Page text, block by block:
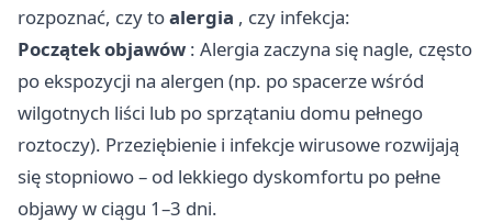
rozpoznać, czy toalergia , czy infekcja:
Początek objawów : Alergia zaczyna się nagle, często
po ekspozycji na alergen (np. po spacerze wśród
wilgotnych liści lub po sprzątaniu domu pełnego
roztoczy). Przeziębienie i infekcje wirusowe rozwijają
się stopniowo – od lekkiego dyskomfortu po pełne
objawy w ciągu 1–3 dni.